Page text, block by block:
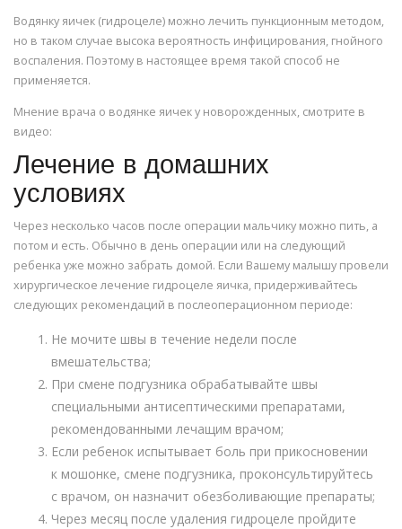
Водянку яичек (гидроцеле) можно лечить пункционным методом,
но в таком случае высока вероятность инфицирования, гнойного
воспаления. Поэтому в настоящее время такой способ не
применяется.
Мнение врача о водянке яичек у новорожденных, смотрите в
видео:
Лечение в домашних
условиях
Через несколько часов после операции мальчику можно пить, а
потом и есть. Обычно в день операции или на следующий
ребенка уже можно забрать домой. Если Вашему малышу провели
хирургическое лечение гидроцеле яичка, придерживайтесь
следующих рекомендаций в послеоперационном периоде:
Не мочите швы в течение недели после
вмешательства;
При смене подгузника обрабатывайте швы
специальными антисептическими препаратами,
рекомендованными лечащим врачом;
Если ребенок испытывает боль при прикосновении
к мошонке, смене подгузника, проконсультируйтесь
с врачом, он назначит обезболивающие препараты;
Через месяц после удаления гидроцеле пройдите